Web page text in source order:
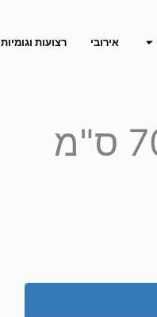
פתח אליפטיקל ואופניים
אירובי רצועות וגומיות